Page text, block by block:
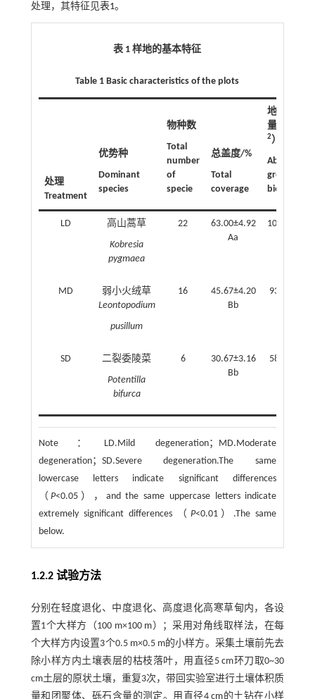
处理，其特征见表1。
表 1 样地的基本特征
Table 1 Basic characteristics of the plots
处理
Treatment
优势种
Dominant
species
物种数
Total
number
of
specie
总盖度/%
Total
coverage
地上生物
量/（g · m
2）
Above
ground
biomass
LD
高山蒿草
Kobresia
pygmaea
22
63.00±4.92
Aa
MD
弱小火绒草
Leontopodium
pusillum
16
45.67±4.20
Bb
93.28±8.35
SD
二裂委陵菜
Potentilla
bifurca
6
30.67±3.16
Bb
58.02±6.75
Note：
LD.Mild degeneration；MD.Moderate
degeneration；SD.Severe degeneration.The same
lowercase letters indicate significant differences
（P<0.05），and the same uppercase letters indicate
extremely significant differences （ P<0.01）.The same
below.
1.2.2 试验方法
分别在轻度退化、中度退化、高度退化高寒草甸内，各设
置1个大样方（100 m×100 m）；采用对角线取样法，在每
个大样方内设置3个0.5 m×0.5 m的小样方。采集土壤前先去
除小样方内土壤表层的枯枝落叶，用直径5 cm环刀取0~30
cm土层的原状土壤，重复3次，带回实验室进行土壤体积质
量和团聚体、砾石含量的测定。用直径4 cm的土钻在小样